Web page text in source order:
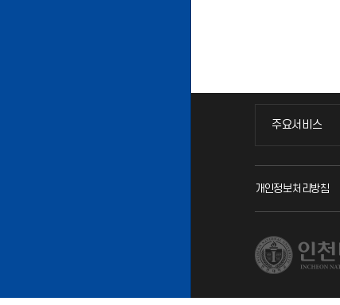
주요서비스
주요서비스
교무회의방송
시설예약
개인정보처리방침